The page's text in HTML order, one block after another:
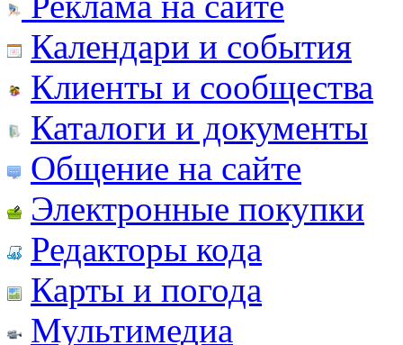
Календари и события
Клиенты и сообщества
Каталоги и документы
Общение на сайте
Электронные покупки
Редакторы кода
Карты и погода
Мультимедиа